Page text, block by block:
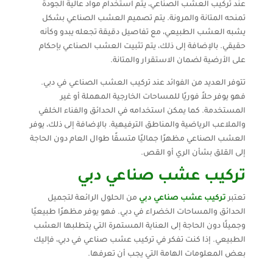
عند تركيب العشب الصناعي، يتم استخدام مواد عالية الجودة
تمنحه المتانة والمرونة. يتم تصميم العشب الصناعي بشكل
يشبه العشب الطبيعي، مع تفاصيل دقيقة تجعله يبدو وكأنه
حقيقي. بالإضافة إلى ذلك، يتم تثبيت العشب الصناعي بإحكام
على الأرضية لضمان الاستقرار والمتانة.
تتوفر العديد من الفوائد عند تركيب العشب الصناعي في دبي.
فهو يوفر حلاً فوريًا للمساحات الخارجية المهملة أو غير
المستخدمة. كما يمكن استخدامه في الحدائق والفناء الخلفي
والملاعب الرياضية والمناطق الترفيهية. بالإضافة إلى ذلك، يوفر
العشب الصناعي مظهرًا جماليًا متسقًا طوال العام دون الحاجة
إلى القلق بشأن الري أو القص.
تركيب عشب صناعي دبي
تعتبرتركيب عشب صناعي دبي من الحلول الرائعة لتجميل
الحدائق والمساحات الخضراء في دبي. فهو يوفر مظهرًا طبيعيًا
وجميلًا دون الحاجة إلى العناية المستمرة التي يتطلبها العشب
الطبيعي. إذا كنت تفكر في تركيب عشب صناعي في دبي، فإليك
بعض المعلومات الهامة التي يجب أن تعرفها.